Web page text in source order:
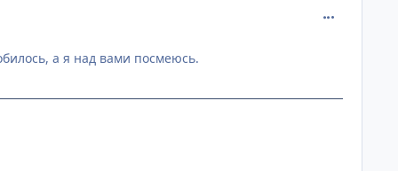
а я над вами посмеюсь.